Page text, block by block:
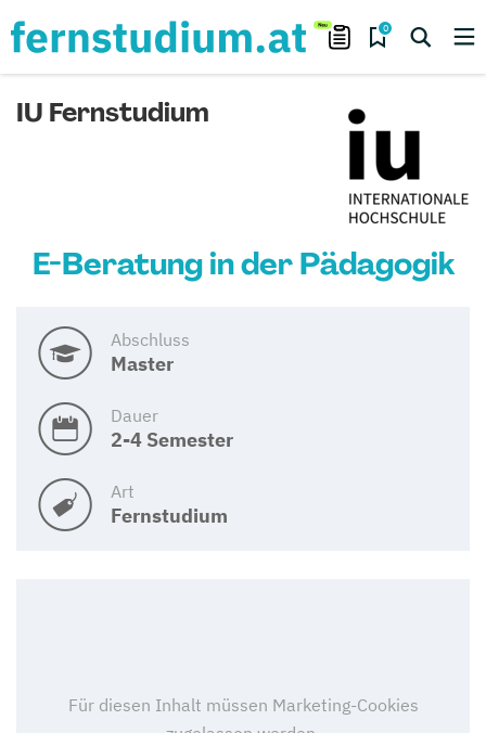
0
IU Fernstudium
E-Beratung in der Pädagogik
Abschluss
Master
Dauer
2-4 Semester
Art
Fernstudium